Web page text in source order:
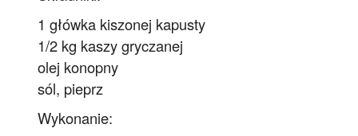
1 główka kiszonej kapusty
1/2 kg kaszy gryczanej
olej konopny
sól, pieprz
Wykonanie: